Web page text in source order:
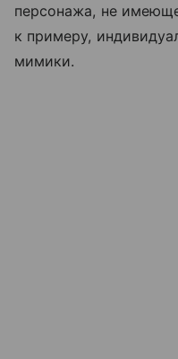
персонажа, не
к примеру,
мимики.